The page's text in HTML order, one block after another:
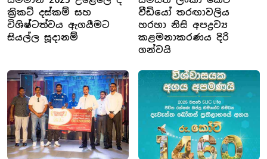
ක්‍රිකට් දස්කම් සහ
විශිෂ්ටත්වය ඇගයීමට
සියල්ල සූදානම්
වීඩියෝ තරඟාවලිය
හරහා නිසි අපද්‍රව්‍ය
කළමනාකරණය දිරි
ගන්වයි